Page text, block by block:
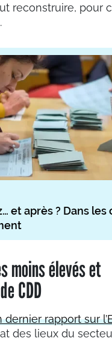
reconstruire, pour
et après ? Dans les
moins élevés et
CDD
dernier rapport sur
des lieux du